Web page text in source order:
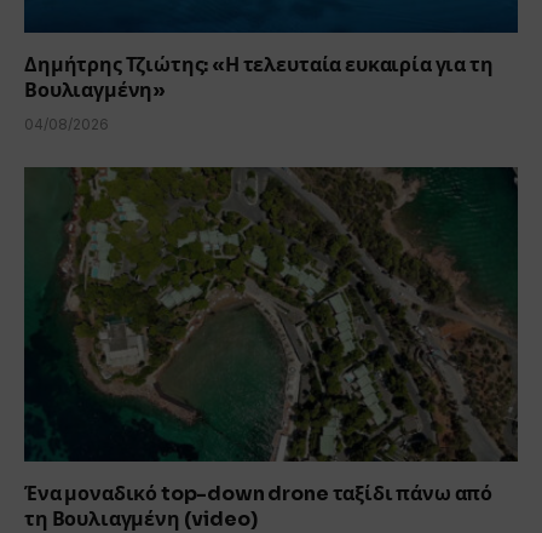
Δημήτρης Τζιώτης: «Η τελευταία ευκαιρία για τη
Βουλιαγμένη»
04/08/2026
Ένα μοναδικό top-down drone ταξίδι πάνω από
τη Βουλιαγμένη (video)